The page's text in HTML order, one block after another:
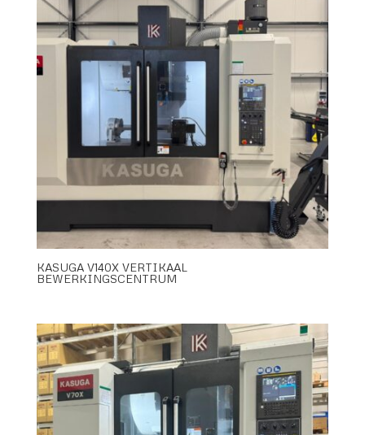
KASUGA V140X VERTIKAAL
BEWERKINGSCENTRUM